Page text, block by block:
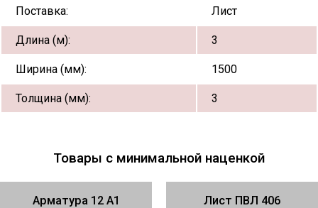
Поставка: Лист
Длина (м): 3
Ширина (мм): 1500
Толщина (мм): 3
Товары с минимальной наценкой
Арматура 12 А1
Лист ПВЛ 406